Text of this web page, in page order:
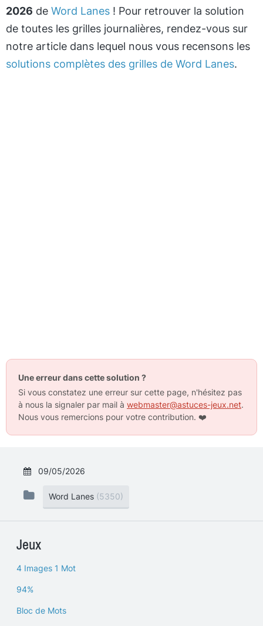
2026 de Word Lanes ! Pour retrouver la solution
de toutes les grilles journalières, rendez-vous sur
notre article dans lequel nous vous recensons les
solutions complètes des grilles de Word Lanes.
Une erreur dans cette solution ?
Si vous constatez une erreur sur cette page, n'hésitez pas
à nous la signaler par mail à webmaster@astuces-jeux.net.
Nous vous remercions pour votre contribution. ❤️
09/05/2026
Word Lanes (5350)
Jeux
4 Images 1 Mot
94%
Bloc de Mots